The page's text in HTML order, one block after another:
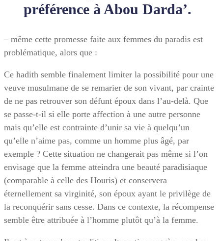
préférence à Abou Darda’.
– même cette promesse faite aux femmes du paradis est
problématique, alors que :
Ce hadith semble finalement limiter la possibilité pour une
veuve musulmane de se remarier de son vivant, par crainte
de ne pas retrouver son défunt époux dans l’au-delà. Que
se passe-t-il si elle porte affection à une autre personne
mais qu’elle est contrainte d’unir sa vie à quelqu’un
qu’elle n’aime pas, comme un homme plus âgé, par
exemple ? Cette situation ne changerait pas même si l’on
envisage que la femme atteindra une beauté paradisiaque
(comparable à celle des Houris) et conservera
éternellement sa virginité, son époux ayant le privilège de
la reconquérir sans cesse. Dans ce contexte, la récompense
semble être attribuée à l’homme plutôt qu’à la femme.